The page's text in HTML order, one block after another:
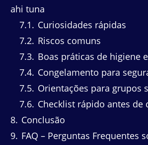
ahi tuna
7.1
Curiosidades rápidas
7.2 Riscos comuns
7.3 Boas práticas de higiene
7.4 Congelamento para
7.5 Orientações para grupos
7.6 Checklist rápido antes de
8 Conclusão
9 FAQ – Perguntas Frequentes